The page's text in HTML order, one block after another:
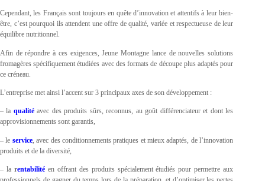
Cependant, les Français sont toujours en quête d’innovation et attentifs à leur bien-
être, c’est pourquoi ils attendent une offre de qualité, variée et respectueuse de leur
équilibre nutritionnel.
Afin de répondre à ces exigences, Jeune Montagne lance de nouvelles solutions
fromagères spécifiquement étudiées avec des formats de découpe plus adaptés pour
ce créneau.
L’entreprise met ainsi l’accent sur 3 principaux axes de son développement :
– la qualité avec des produits sûrs, reconnus, au goût différenciateur et dont les
approvisionnements sont garantis,
– le service, avec des conditionnements pratiques et mieux adaptés, de l’innovation
produits et de la diversité,
– la rentabilité en offrant des produits spécialement étudiés pour permettre aux